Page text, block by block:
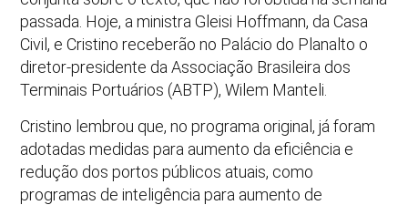
passada. Hoje, a ministra Gleisi Hoffmann, da Casa
Civil, e Cristino receberão no Palácio do Planalto o
diretor-presidente da Associação Brasileira dos
Terminais Portuários (ABTP), Wilem Manteli.
Cristino lembrou que, no programa original, já foram
adotadas medidas para aumento da eficiência e
redução dos portos públicos atuais, como
programas de inteligência para aumento de